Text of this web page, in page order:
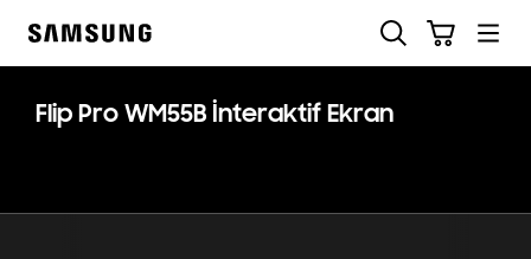
Flip Pro WM55B İnteraktif Ekran